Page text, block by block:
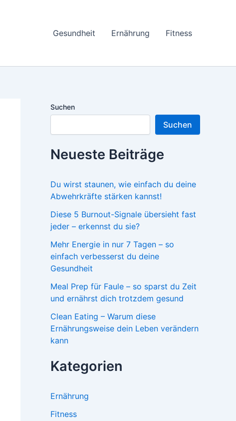
Gesundheit Ernährung Fitness
Suchen
Suchen
Neueste Beiträge
Du wirst staunen, wie einfach du deine
Abwehrkräfte stärken kannst!
Diese 5 Burnout-Signale übersieht fast
jeder – erkennst du sie?
Mehr Energie in nur 7 Tagen – so
einfach verbesserst du deine
Gesundheit
Meal Prep für Faule – so sparst du Zeit
und ernährst dich trotzdem gesund
Clean Eating – Warum diese
Ernährungsweise dein Leben verändern
kann
Kategorien
Ernährung
Fitness